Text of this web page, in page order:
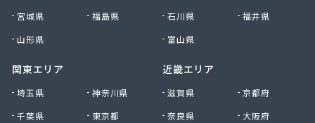
宮城県
福島県
山形県
関東エリア
埼玉県
神奈川県
千葉県
東京都
石川県
福井県
富山県
近畿エリア
滋賀県
京都府
奈良県
大阪府